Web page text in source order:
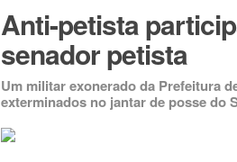
Anti-petista
senador petista
Um militar exonerado da Prefeitura
exterminados no jantar de posse do